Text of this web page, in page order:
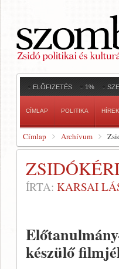
ELŐFIZETÉS 1%
CÍMLAP POLITIKA HÍREK
Címlap Archívum
ÍRTA: KARSAI
készülő